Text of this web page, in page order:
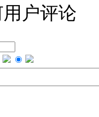
户评论